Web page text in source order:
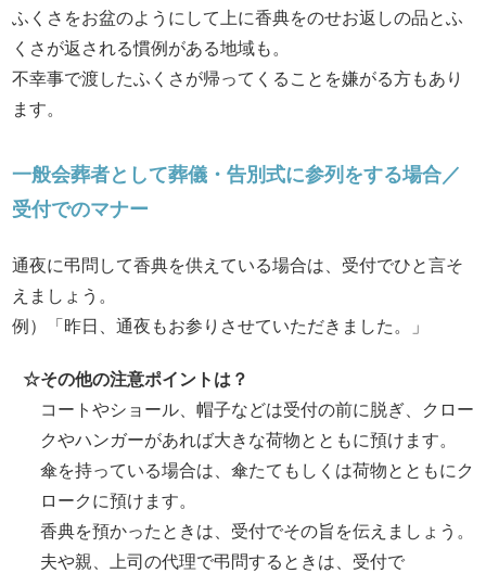
ふくさをお盆のようにして上に香典をのせお返しの品とふ
くさが返される慣例がある地域も。
不幸事で渡したふくさが帰ってくることを嫌がる方もあり
ます。
一般会葬者として葬儀・告別式に参列をする場合／
受付でのマナー
通夜に弔問して香典を供えている場合は、受付でひと言そ
えましょう。
例）「昨日、通夜もお参りさせていただきました。」
☆その他の注意ポイントは？
コートやショール、帽子などは受付の前に脱ぎ、クロー
クやハンガーがあれば大きな荷物とともに預けます。
傘を持っている場合は、傘たてもしくは荷物とともにク
ロークに預けます。
香典を預かったときは、受付でその旨を伝えましょう。
夫や親、上司の代理で弔問するときは、受付で